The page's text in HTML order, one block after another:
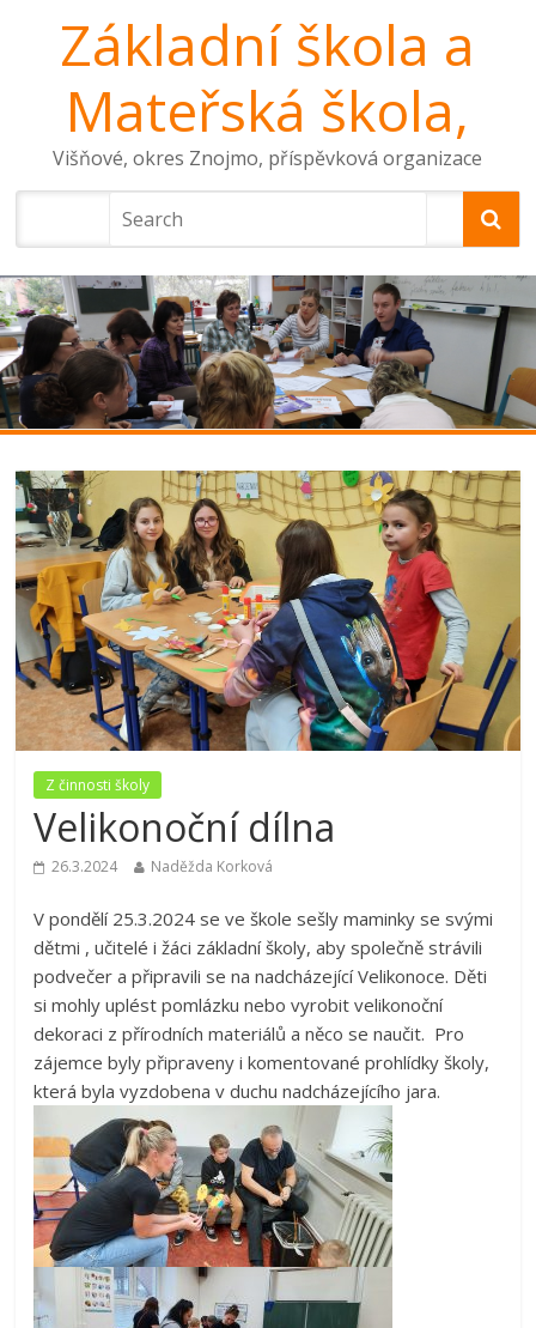
Základní škola a
Mateřská škola,
Višňové, okres Znojmo, příspěvková organizace
Z činnosti školy
Velikonoční dílna
26.3.2024 Naděžda Korková
V pondělí 25.3.2024 se ve škole sešly maminky se svými
dětmi , učitelé i žáci základní školy, aby společně strávili
podvečer a připravili se na nadcházející Velikonoce. Děti
si mohly uplést pomlázku nebo vyrobit velikonoční
dekoraci z přírodních materiálů a něco se naučit. Pro
zájemce byly připraveny i komentované prohlídky školy,
která byla vyzdobena v duchu nadcházejícího jara.